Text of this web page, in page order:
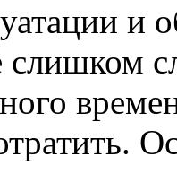
и
слишком